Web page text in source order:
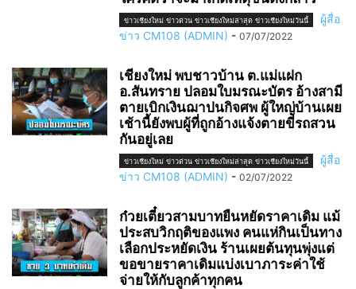
ข่าวเชียงใหม่ ข่าวด่วน ข่าวเชียงใหม่ล่าสุด ข่าวเชียงใหม่วันนี้
ผู้สื่อ
ข่าว CM108 (ADMIN) - 07/07/2022
เชียงใหม่ พบชาวบ้าน ต.แม่แฝก
อ.สันทราย ปลอมใบมรณะบัตร อ้างสามี
ตายเบิกเงินฌาปนกิจศพ ผู้ใหญ่บ้านเผย
เช้านี้ยังพบผู้ที่ถูกอ้างแจ้งตายขี่รถสวน
กันอยู่เลย
ข่าวเชียงใหม่ ข่าวด่วน ข่าวเชียงใหม่ล่าสุด ข่าวเชียงใหม่วันนี้
ผู้สื่อ
ข่าว CM108 (ADMIN) - 02/07/2022
ก๋วยเตี๋ยวสามบาทยืนหยัดราคาเดิม แม้
ประสบวิกฤติของแพง คนแห่กินเป็นทาง
เลือกประหยัดเงิน ร้านเผยต้นทุนพุ่งแต่
ขอขายราคาเดิมแบ่งเบาภาระค่าใช้
จ่ายให้กับลูกค้าทุกคน